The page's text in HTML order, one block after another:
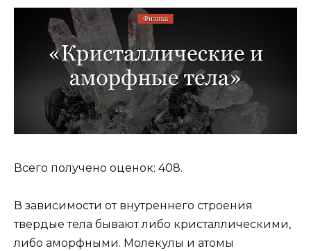
Всего получено оценок: 408.
В зависимости от внутреннего строения
твердые тела бывают либо кристаллическими,
либо аморфными. Молекулы и атомы